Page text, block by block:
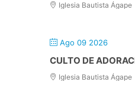
Iglesia Bautista Ágape
Ago 09 2026
CULTO DE
Iglesia Bautista Ágape